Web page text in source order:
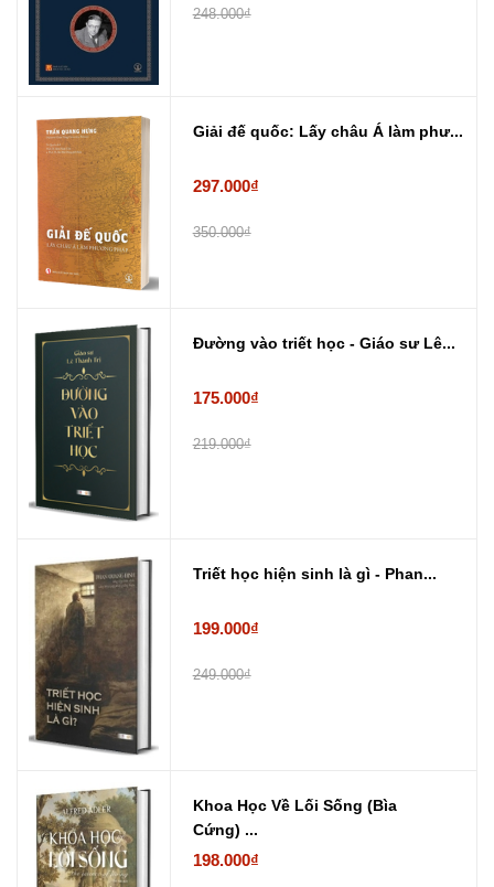
248.000₫
Giải đế quốc: Lấy châu Á làm phư...
297.000₫
350.000₫
Đường vào triết học - Giáo sư Lê...
175.000₫
219.000₫
Triết học hiện sinh là gì - Phan...
199.000₫
249.000₫
Khoa Học Về Lối Sống (Bìa
Cứng) ...
198.000₫